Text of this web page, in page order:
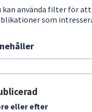
kan använda filter för
som
eller efter